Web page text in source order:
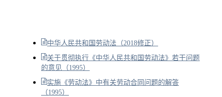
中华人民共和国劳动法（2018修正）
关于贯彻执行《中华人民共和国劳动法》若干问题
的意见（1995）
实施《劳动法》中有关劳动合同问题的解答
（1995）